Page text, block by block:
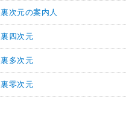
裏次元の案内人
裏四次元
裏多次元
裏零次元